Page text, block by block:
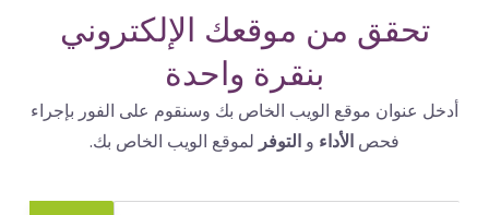
مواقع
الويب
الإنترنت
تحقق من موقعك الإلكتروني
بنقرة واحدة
أدخل عنوان موقع الويب الخاص بك وسنقوم على الفور بإجراء
فحصالأداءو التوفرلموقع الويب الخاص بك.